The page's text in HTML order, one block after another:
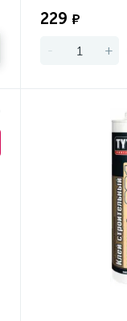
229 ₽
- +